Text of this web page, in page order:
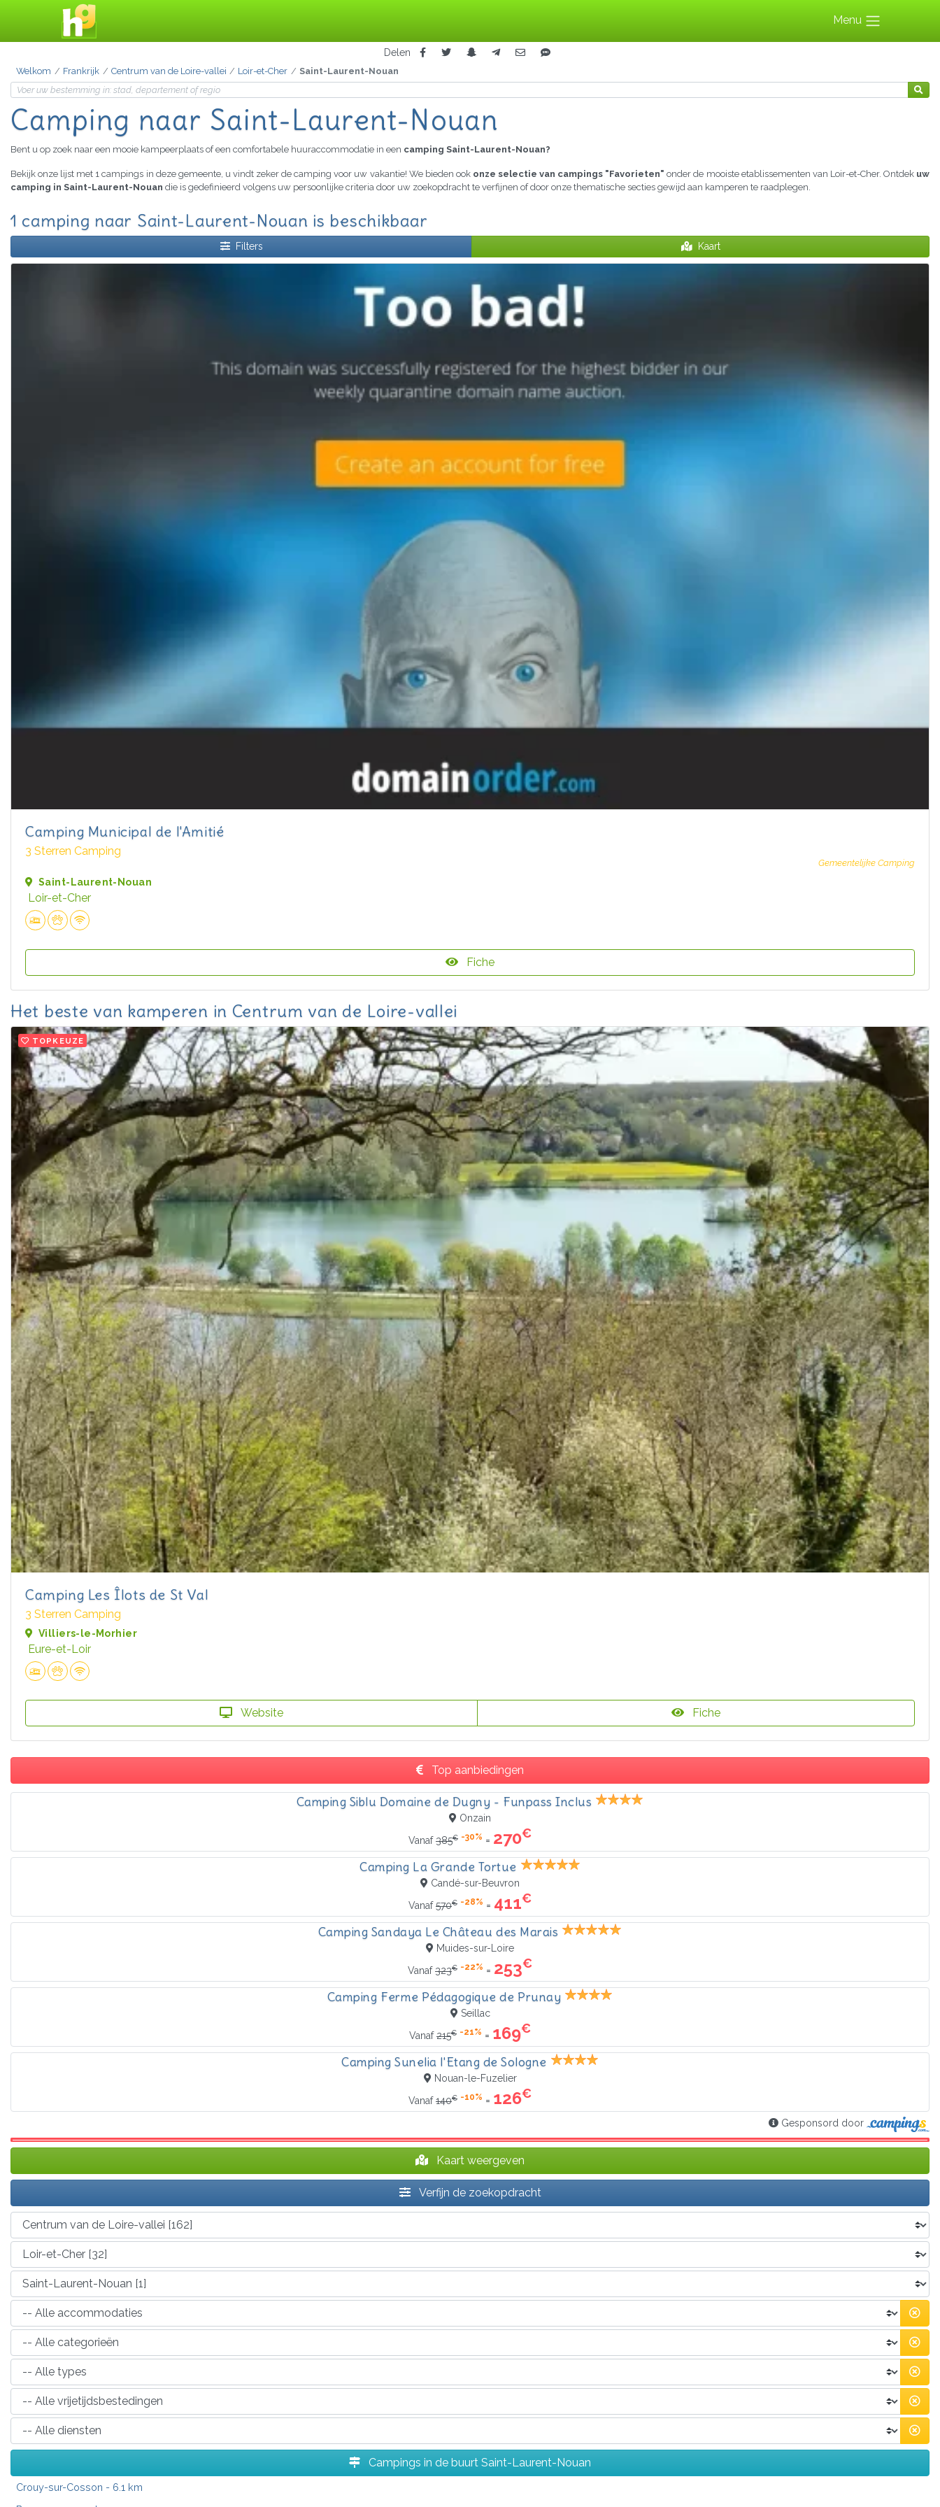
Menu
Delen
Welkom Frankrijk Centrum van de Loire-vallei Loir-et-Cher Saint-Laurent-Nouan
Camping naar Saint-Laurent-Nouan
Bent u op zoek naar een mooie kampeerplaats of een comfortabele huuraccommodatie in een camping Saint-Laurent-Nouan?
Bekijk onze lijst met 1 campings in deze gemeente, u vindt zeker de camping voor uw vakantie! We bieden ook onze selectie van campings "Favorieten" onder de mooiste etablissementen van Loir-et-Cher. Ontdek uw
camping in Saint-Laurent-Nouan die is gedefinieerd volgens uw persoonlijke criteria door uw zoekopdracht te verfijnen of door onze thematische secties gewijd aan kamperen te raadplegen.
1 camping naar Saint-Laurent-Nouan is beschikbaar
Filters Kaart
Camping Municipal de l'Amitié
3 Sterren Camping
Gemeentelijke Camping
Saint-Laurent-Nouan
Loir-et-Cher
Fiche
Het beste van kamperen in Centrum van de Loire-vallei
TOPKEUZE
Camping Les Îlots de St Val
3 Sterren Camping
Villiers-le-Morhier
Eure-et-Loir
Website Fiche
Top aanbiedingen
Camping Siblu Domaine de Dugny - Funpass Inclus
Onzain
Vanaf385€ -30% = 270€
Camping La Grande Tortue
Candé-sur-Beuvron
Vanaf570€ -28% = 411€
Camping Sandaya Le Château des Marais
Muides-sur-Loire
Vanaf323€ -22% = 253€
Camping Ferme Pédagogique de Prunay
Seillac
Vanaf215€ -21% = 169€
Camping Sunelia l'Etang de Sologne
Nouan-le-Fuzelier
Vanaf140€ -10% = 126€
Gesponsord door
Kaart weergeven
Verfijn de zoekopdracht
Campings in de buurt Saint-Laurent-Nouan
Crouy-sur-Cosson - 6.1 km